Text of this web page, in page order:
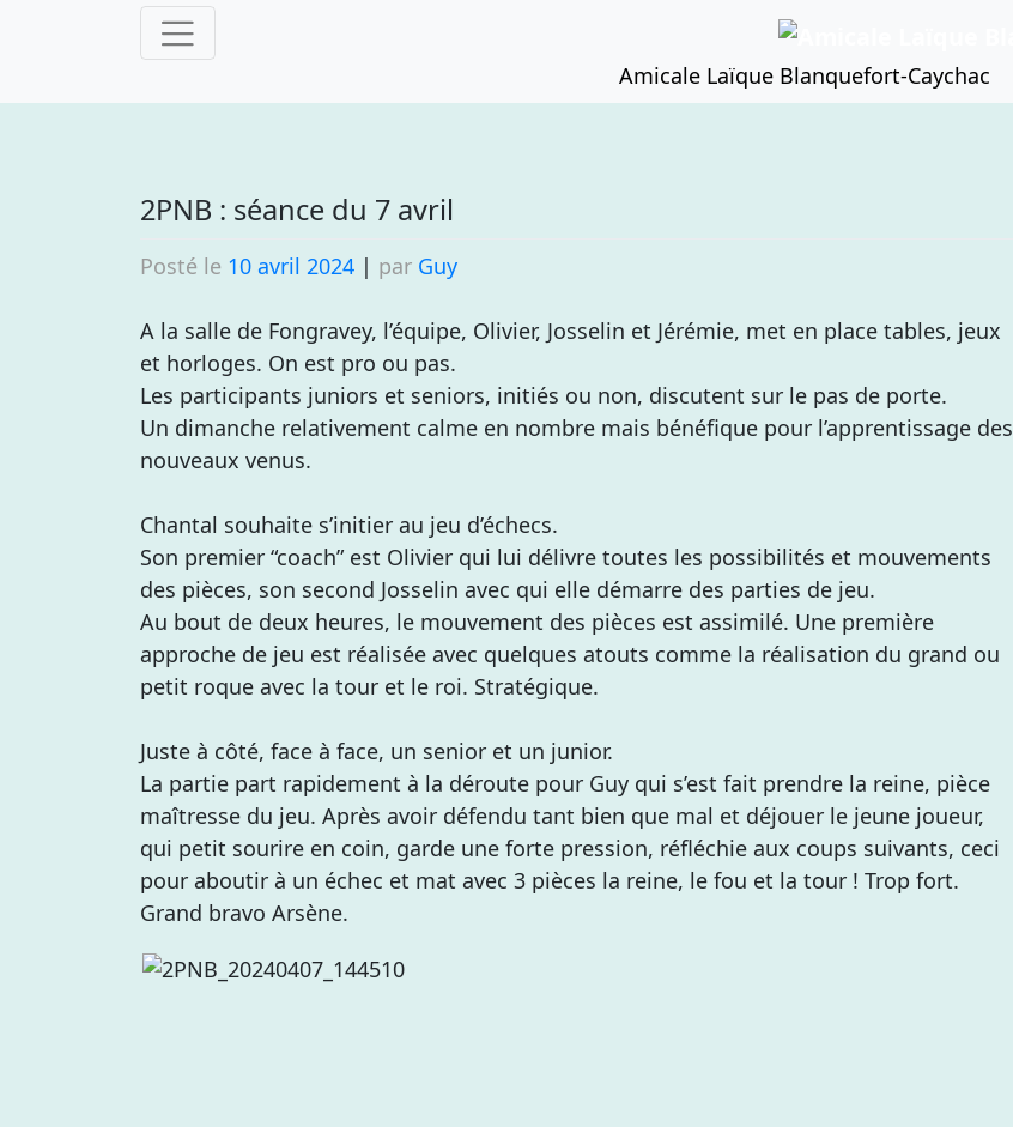
Amicale Laïque Blanquefort-Caychac
2PNB : séance du 7 avril
Posté le 10 avril 2024 | par Guy
A la salle de Fongravey, l’équipe, Olivier, Josselin et Jérémie, met en place tables, jeux
et horloges. On est pro ou pas.
Les participants juniors et seniors, initiés ou non, discutent sur le pas de porte.
Un dimanche relativement calme en nombre mais bénéfique pour l’apprentissage des
nouveaux venus.
Chantal souhaite s’initier au jeu d’échecs.
Son premier “coach” est Olivier qui lui délivre toutes les possibilités et mouvements
des pièces, son second Josselin avec qui elle démarre des parties de jeu.
Au bout de deux heures, le mouvement des pièces est assimilé. Une première
approche de jeu est réalisée avec quelques atouts comme la réalisation du grand ou
petit roque avec la tour et le roi. Stratégique.
Juste à côté, face à face, un senior et un junior.
La partie part rapidement à la déroute pour Guy qui s’est fait prendre la reine, pièce
maîtresse du jeu. Après avoir défendu tant bien que mal et déjouer le jeune joueur,
qui petit sourire en coin, garde une forte pression, réfléchie aux coups suivants, ceci
pour aboutir à un échec et mat avec 3 pièces la reine, le fou et la tour ! Trop fort.
Grand bravo Arsène.